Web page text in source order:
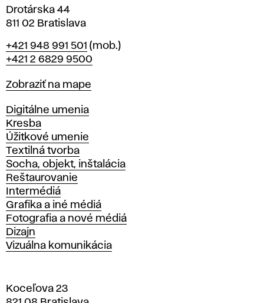
Drotárska 44
811 02 Bratislava
Telefón
+421 948 991 501 (mob.)
+421 2 6829 9500
Mapa
Zobraziť na mape
Katedry
Digitálne umenia
Kresba
Úžitkové umenie
Textilná tvorba
Socha, objekt, inštalácia
Reštaurovanie
Intermédiá
Grafika a iné médiá
Fotografia a nové médiá
Dizajn
Vizuálna komunikácia
Koceľova 23